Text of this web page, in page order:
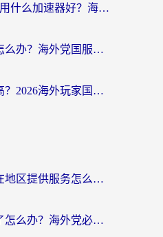
剑网3游戏在国外卡用什么加速器好？海外党亲测有效的国服游戏加速指南
打地下城与勇士卡怎么办？海外党国服游戏加速终极指南（附北美欧洲实测）
国外打新诛仙延迟高？2026海外玩家国服游戏加速器终极指南（附天龙八部闪耀暖暖实测）
爱奇艺暂时不对所在地区提供服务怎么办？海外党亲测有效的追剧解决方案
咪咕音乐国外用不了怎么办？海外党必备的国内内容访问全攻略